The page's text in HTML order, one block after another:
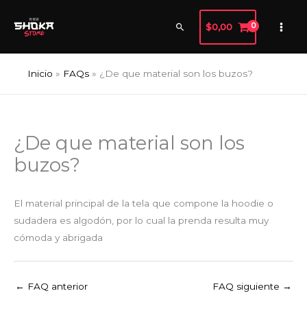
Buscar
$0,00
Inicio FAQs ¿De que material son los buzos?
¿De que material son los
buzos?
El material principal de la tela que compone la hoodie o
sudadera es algodón, por lo cual la prenda resulta muy
cómoda y abrigada
← FAQ anterior FAQ siguiente →